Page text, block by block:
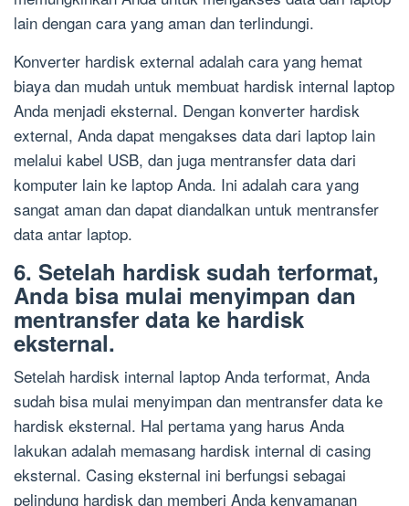
lain dengan cara yang aman dan terlindungi.
Konverter hardisk external adalah cara yang hemat
biaya dan mudah untuk membuat hardisk internal laptop
Anda menjadi eksternal. Dengan konverter hardisk
external, Anda dapat mengakses data dari laptop lain
melalui kabel USB, dan juga mentransfer data dari
komputer lain ke laptop Anda. Ini adalah cara yang
sangat aman dan dapat diandalkan untuk mentransfer
data antar laptop.
6. Setelah hardisk sudah terformat,
Anda bisa mulai menyimpan dan
mentransfer data ke hardisk
eksternal.
Setelah hardisk internal laptop Anda terformat, Anda
sudah bisa mulai menyimpan dan mentransfer data ke
hardisk eksternal. Hal pertama yang harus Anda
lakukan adalah memasang hardisk internal di casing
eksternal. Casing eksternal ini berfungsi sebagai
pelindung hardisk dan memberi Anda kenyamanan